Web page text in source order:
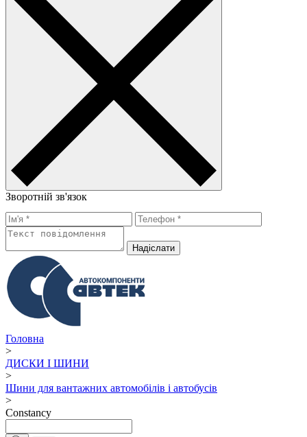
Зворотній зв'язок
Надiслати
Головна
>
ДИСКИ І ШИНИ
>
Шини для вантажних автомобілів і автобусів
>
Constancy